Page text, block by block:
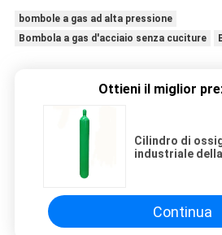
bombole a gas ad alta pressione
Bombola a gas d'acciaio senza cuciture
Ottieni il miglior
Cilindro di
industriale
Continua